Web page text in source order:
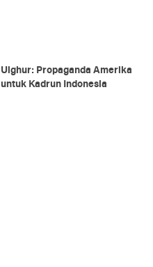
Uighur: Propaganda Amerika
untuk Kadrun Indonesia